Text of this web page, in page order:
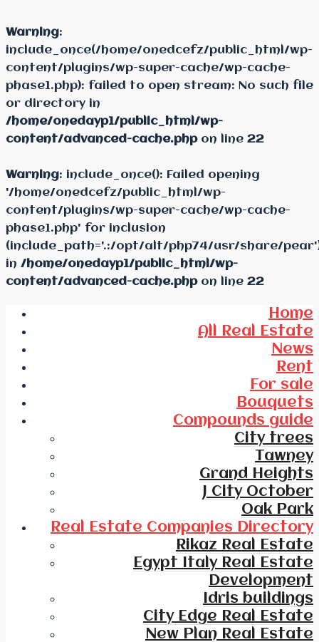
Warning:
include_once(/home/onedcefz/public_html/wp-
content/plugins/wp-super-cache/wp-cache-
phase1.php): failed to open stream: No such file
or directory in
/home/onedayp1/public_html/wp-
content/advanced-cache.phpon line 22
Warning: include_once(): Failed opening
'/home/onedcefz/public_html/wp-
content/plugins/wp-super-cache/wp-cache-
phase1.php' for inclusion
(include_path='.:/opt/alt/php74/usr/share/
in /home/onedayp1/public_html/wp-
content/advanced-cache.phpon line 22
Home
All Real Estate
News
Rent
For sale
Bouquets
Compounds guide
City trees
Tawney
Grand Heights
J City October
Oak Park
Real Estate Companies Directory
Rikaz Real Estate
Egypt Italy Real Estate
Development
Idris buildings
City Edge Real Estate
New Plan Real Estate